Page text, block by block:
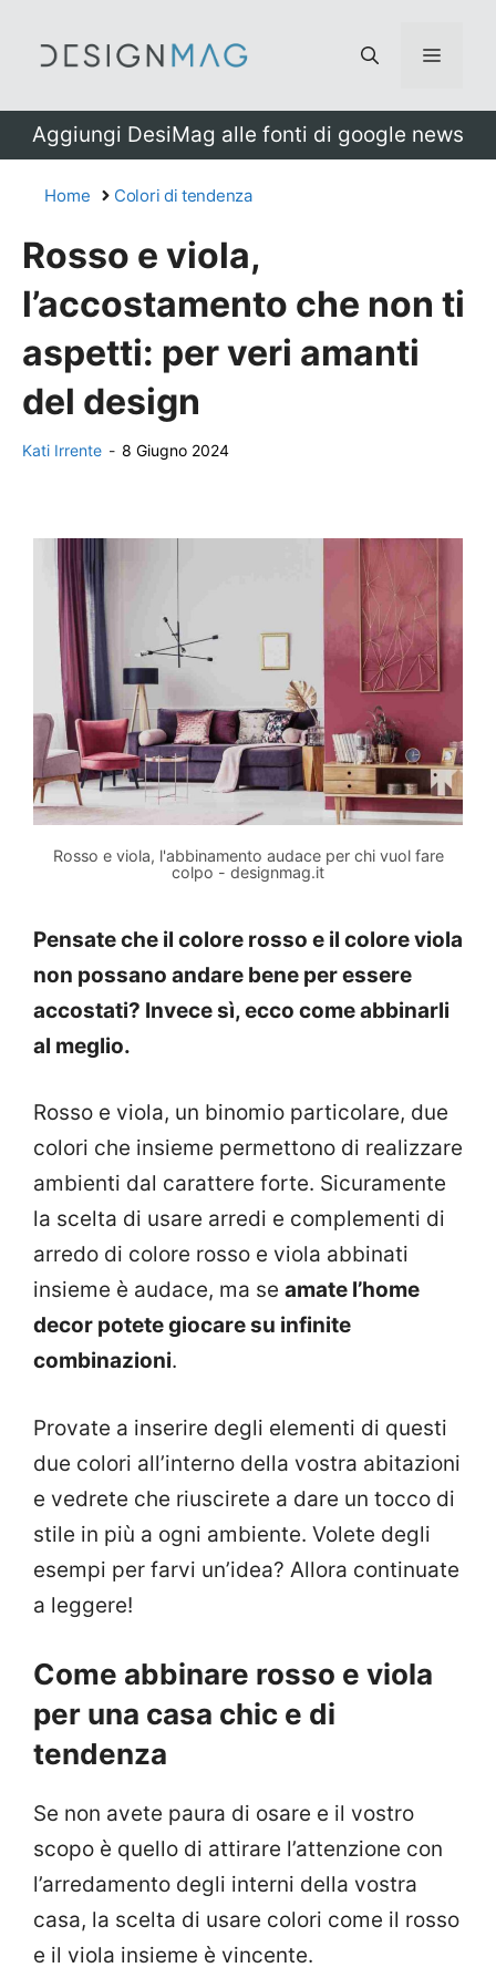
Menu
Aggiungi DesiMag alle fonti di google news
Home Colori di tendenza
Rosso e viola,
l’accostamento che non ti
aspetti: per veri amanti
del design
Kati Irrente - 8 Giugno 2024
Rosso e viola, l'abbinamento audace per chi vuol fare
colpo - designmag.it
Pensate che il colore rosso e il colore viola
non possano andare bene per essere
accostati? Invece sì, ecco come abbinarli
al meglio.
Rosso e viola, un binomio particolare, due
colori che insieme permettono di realizzare
ambienti dal carattere forte. Sicuramente
la scelta di usare arredi e complementi di
arredo di colore rosso e viola abbinati
insieme è audace, ma se amate l’home
decor potete giocare su infinite
combinazioni.
Provate a inserire degli elementi di questi
due colori all’interno della vostra abitazioni
e vedrete che riuscirete a dare un tocco di
stile in più a ogni ambiente. Volete degli
esempi per farvi un’idea? Allora continuate
a leggere!
Come abbinare rosso e viola
per una casa chic e di
tendenza
Se non avete paura di osare e il vostro
scopo è quello di attirare l’attenzione con
l’arredamento degli interni della vostra
casa, la scelta di usare colori come il rosso
e il viola insieme è vincente.